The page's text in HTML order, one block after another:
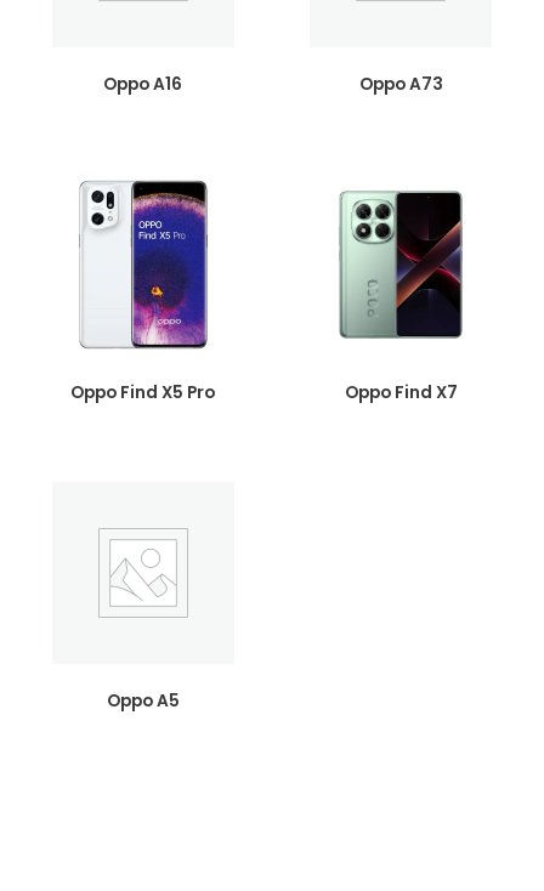
Oppo A16 Oppo A73
Oppo Find X5 Pro Oppo Find X7
Oppo A5